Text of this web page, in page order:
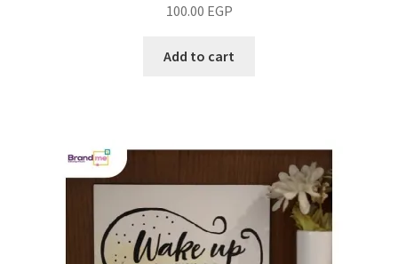
100.00 EGP
Add to cart